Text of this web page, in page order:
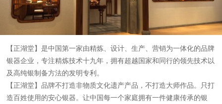
【正湖堂】是中国第一家由精炼、设计、生产、营销为一体化的品牌
银器企业，专注精炼技术十九年，拥有超越国家和同行的领先技术以
及高纯银制备方法的发明专利。
【正湖堂】品牌不打造非物质文化遗产产品，不打造大师作品。只打
造百姓使用的安心银器。让中国每一个家庭拥有一件健康传承的银